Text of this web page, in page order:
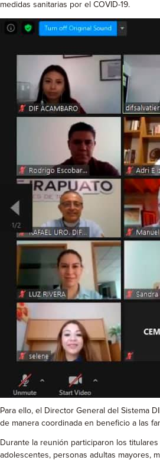
medidas sanitarias por el COVID-19.
Para ello, el Director General del Sistema
de manera coordinada en beneficio a las
Durante la reunión participaron los
adolescentes, personas adultas mayores,